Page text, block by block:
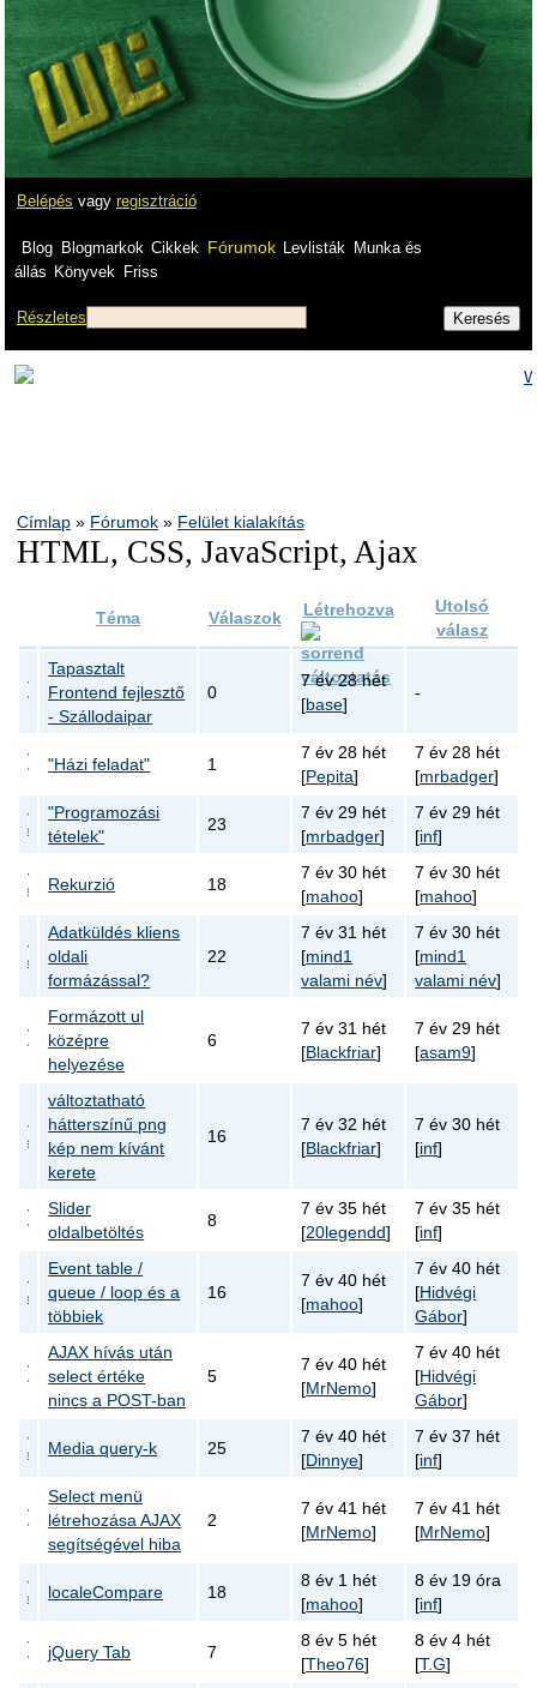
Belépés vagy regisztráció
Blog Blogmarkok Cikkek Fórumok Levlisták
Munka és
állás Könyvek Friss
Részletes
Címlap » Fórumok » Felület kialakítás
HTML, CSS, JavaScript, Ajax
Téma Válaszok Létrehozva
Utolsó
válasz
Tapasztalt
Frontend fejlesztő
- Szállodaipar
0
7 év 28 hét
[base]
-
"Házi feladat" 1
7 év 28 hét
[Pepita]
7 év 28 hét
[mrbadger]
"Programozási
tételek"
23
7 év 29 hét
[mrbadger]
7 év 29 hét
[inf]
Rekurzió 18
7 év 30 hét
[mahoo]
7 év 30 hét
[mahoo]
Adatküldés kliens
oldali
formázással?
22
7 év 31 hét
[mind1
valami név]
7 év 30 hét
[mind1
valami név]
Formázott ul
középre
helyezése
6
7 év 31 hét
[Blackfriar]
7 év 29 hét
[asam9]
változtatható
hátterszínű png
kép nem kívánt
kerete
16
7 év 32 hét
[Blackfriar]
7 év 30 hét
[inf]
Slider
oldalbetöltés
8
7 év 35 hét
[20legendd]
7 év 35 hét
[inf]
Event table /
queue / loop és a
többiek
16
7 év 40 hét
[mahoo]
7 év 40 hét
[Hidvégi
Gábor]
AJAX hívás után
select értéke
nincs a POST-ban
5
7 év 40 hét
[MrNemo]
7 év 40 hét
[Hidvégi
Gábor]
Media query-k 25
7 év 40 hét
[Dinnye]
7 év 37 hét
[inf]
Select menü
létrehozása AJAX
segítségével hiba
2
7 év 41 hét
[MrNemo]
7 év 41 hét
[MrNemo]
localeCompare 18
8 év 1 hét
[mahoo]
8 év 19 óra
[inf]
jQuery Tab 7
8 év 5 hét
[Theo76]
8 év 4 hét
[T.G]